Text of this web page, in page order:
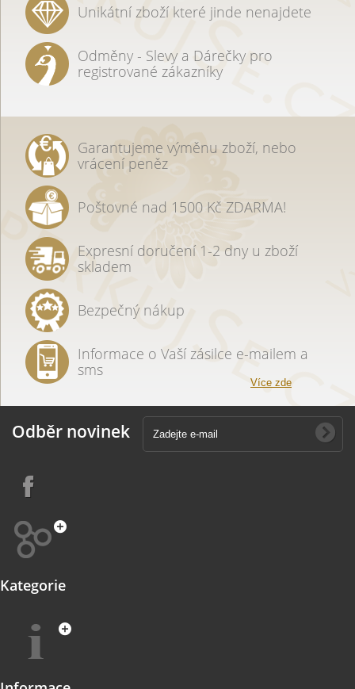
Unikátní zboží které jinde nenajdete
Odměny - Slevy a Dárečky pro
registrované zákazníky
Garantujeme výměnu zboží, nebo
vrácení peněz
Poštovné nad 1500 Kč ZDARMA!
Expresní doručení 1-2 dny u zboží
skladem
Bezpečný nákup
Informace o Vaší zásilce e-mailem a
sms
Více zde
Odběr novinek
Kategorie